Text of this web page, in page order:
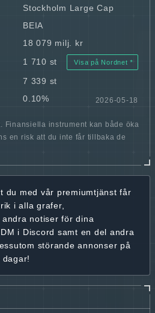
Stockholm Large Cap
BEIA
18 079 milj. kr
1 710 st Visa på Nordnet
7 339 st
0.10% 2026-05-18
Finansiella instrument kan både öka
en risk att du inte får tillbaka de
du med vår premiumtjänst får
i alla grafer,
notiser för dina
i Discord samt en del andra
störande annonser på
dagar!